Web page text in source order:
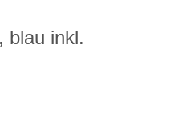
blau inkl.